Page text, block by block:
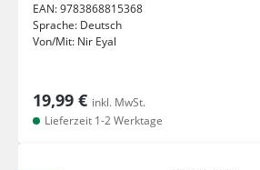
EAN:9783868815368
Sprache: Deutsch
Von/Mit: Nir Eyal
19,99 € inkl. MwSt.
Lieferzeit 1-2 Werktage